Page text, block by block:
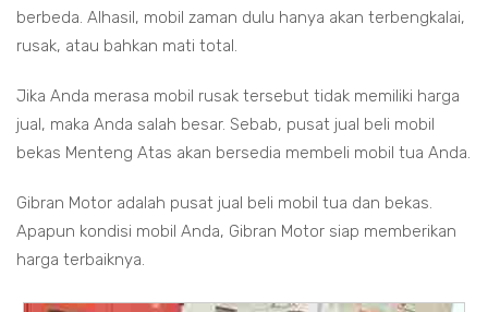
berbeda. Alhasil, mobil zaman dulu hanya akan terbengkalai,
rusak, atau bahkan mati total.
Jika Anda merasa mobil rusak tersebut tidak memiliki harga
jual, maka Anda salah besar. Sebab, pusat jual beli mobil
bekas Menteng Atas akan bersedia membeli mobil tua Anda.
Gibran Motor adalah pusat jual beli mobil tua dan bekas.
Apapun kondisi mobil Anda, Gibran Motor siap memberikan
harga terbaiknya.